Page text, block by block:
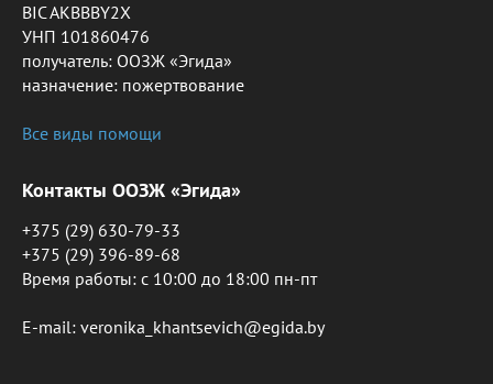
BIC AKBBBY2X
УНП 101860476
получатель: ООЗЖ «Эгида»
назначение: пожертвование
Все виды помощи
Контакты ООЗЖ «Эгида»
+375 (29) 630-79-33
+375 (29) 396-89-68
Время работы: c 10:00 до 18:00 пн-пт
E-mail: veronika_khantsevich@egida.by